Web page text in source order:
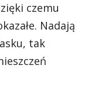
czemu
Nadają
tak